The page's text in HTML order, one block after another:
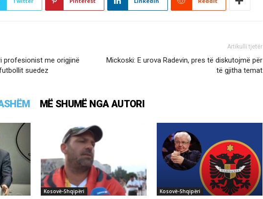
profesionist me origjinë
suedez
Artikulli tjetër
Mickoski: E urova Radevin, pres të diskutojmë për
të gjitha temat
MË SHUMË NGA AUTORI
Kosovë-Shqipëri Kosovë-Shqipëri